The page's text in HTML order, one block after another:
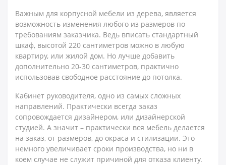
Важным для корпусной мебели из дерева, является
возможность изменения любого из размеров по
требованиям заказчика. Ведь вписать стандартный
шкаф, высотой 220 сантиметров можно в любую
квартиру, или жилой дом. Но лучше добавить
дополнительно 20-30 сантиметров, практично
использовав свободное расстояние до потолка.
Кабинет руководителя, одно из самых сложных
направлений. Практически всегда заказ
сопровождается дизайнером, или дизайнерской
студией. А значит – практически вся мебель делается
на заказ, от размеров, до окраса и стилизации. Это
немного увеличивает сроки производства, но ни в
коем случае не служит причиной для отказа клиенту.